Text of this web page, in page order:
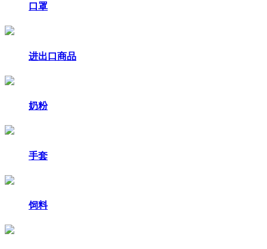
口罩
进出口商品
奶粉
手套
饲料